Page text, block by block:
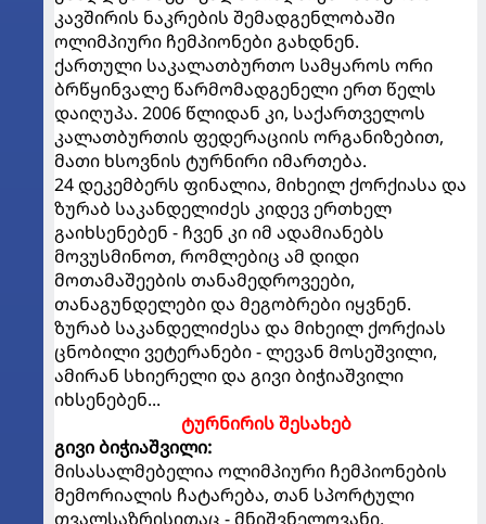
კავშირის ნაკრების შემადგენლობაში
ოლიმპიური ჩემპიონები გახდნენ.
ქართული საკალათბურთო სამყაროს ორი
ბრწყინვალე წარმომადგენელი ერთ წელს
დაიღუპა. 2006 წლიდან კი, საქართველოს
კალათბურთის ფედერაციის ორგანიზებით,
მათი ხსოვნის ტურნირი იმართება.
24 დეკემბერს ფინალია, მიხეილ ქორქიასა და
ზურაბ საკანდელიძეს კიდევ ერთხელ
გაიხსენებენ - ჩვენ კი იმ ადამიანებს
მოვუსმინოთ, რომლებიც ამ დიდი
მოთამაშეების თანამედროვეები,
თანაგუნდელები და მეგობრები იყვნენ.
ზურაბ საკანდელიძესა და მიხეილ ქორქიას
ცნობილი ვეტერანები - ლევან მოსეშვილი,
ამირან სხიერელი და გივი ბიჭიაშვილი
იხსენებენ...
ტურნირის შესახებ
გივი ბიჭიაშვილი:
მისასალმებელია ოლიმპიური ჩემპიონების
მემორიალის ჩატარება, თან სპორტული
თვალსაზრისითაც - მნიშვნელოვანი.